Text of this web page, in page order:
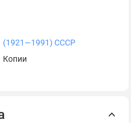
(1921—1991) СССР
Копии